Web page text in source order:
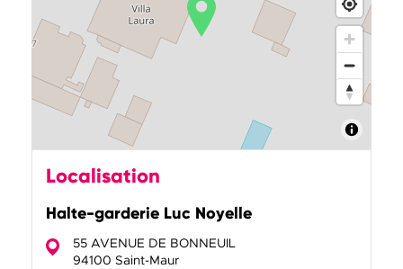
Localisation
Halte-garderie Luc Noyelle
55 AVENUE DE BONNEUIL
94100 Saint-Maur